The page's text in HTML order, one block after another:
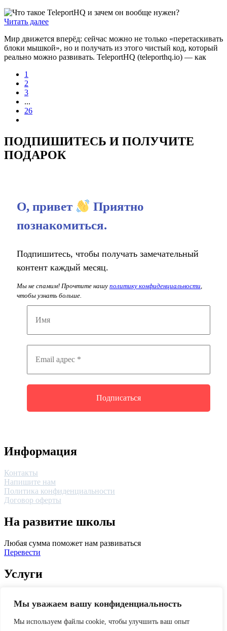
Мы уважаем вашу конфиденциальность
Мы используем файлы cookie, чтобы улучшить ваш опыт
Читать далее
Мир движется вперёд: сейчас можно не только «перетаскивать
блоки мышкой», но и получать из этого чистый код, который
реально можно развивать. TeleportHQ (teleporthq.io) — как
1
2
3
...
26
ПОДПИШИТЕСЬ И ПОЛУЧИТЕ
ПОДАРОК
О, привет
Приятно
познакомиться.
Подпишитесь, чтобы получать замечательный
контент каждый месяц.
Мы не спамим! Прочтите нашу политику конфиденциальности,
чтобы узнать больше.
Информация
Контакты
Напишите нам
Политика конфиденциальности
Договор оферты
На развитие школы
Любая сумма поможет нам развиваться
Перевести
Услуги
Установка наших сайтов на ваш хостинг
Услуги SEO-специалиста